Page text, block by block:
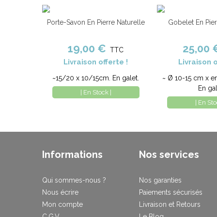
Ajouter au panier Comparer
Porte-Savon En Pierre Naturelle
19,00 € TTC
Livraison offerte !
~15/20 x 10/15cm. En galet.
| En Stock |
Ajouter au panier
Gobelet En
25,00
Livraison
~ Ø 10-15 cm x
En
| En
Informations
Qui sommes-nous ?
Nous écrire
Mon compte
Nos services
Nos garanties
Paiements sécurisés
Livraison et Retours